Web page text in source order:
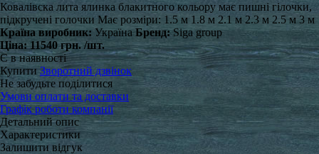
Ковалівска лита ялинка блакитного кольору має пишні гілочки,
підкручені голочки Має розміри: 1.5 м 1.8 м 2.1 м 2.3 м 2.5 м 3 м
Країна виробник: Україна Бренд:Siga group
Ціна: 11540 грн./шт.
Є в наявності
Купити Зворотний дзвінок
Не забудьте поділитися
Умови оплати та доставки
Графік роботи компанії
Детальний опис
Характеристики
Залишити відгук